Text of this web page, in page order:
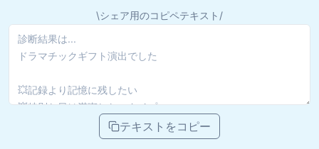
\シェア用のコピペテキスト/
テキストをコピー